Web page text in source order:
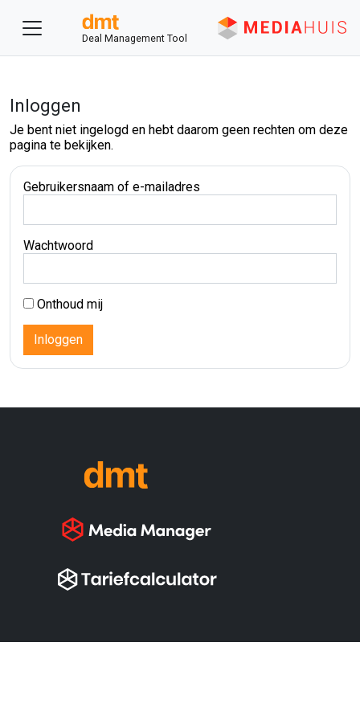
Deal Management Tool
Inloggen
Je bent niet ingelogd en hebt daarom geen rechten om deze
pagina te bekijken.
Gebruikersnaam of e-mailadres
Wachtwoord
Onthoud mij